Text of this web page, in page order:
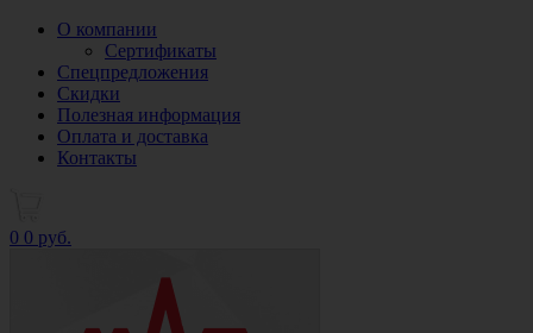
О компании
Сертификаты
Спецпредложения
Скидки
Полезная информация
Оплата и доставка
Контакты
0 0 руб.